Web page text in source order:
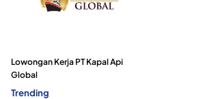
Lowongan Kerja PT Kapal Api
Global
Trending